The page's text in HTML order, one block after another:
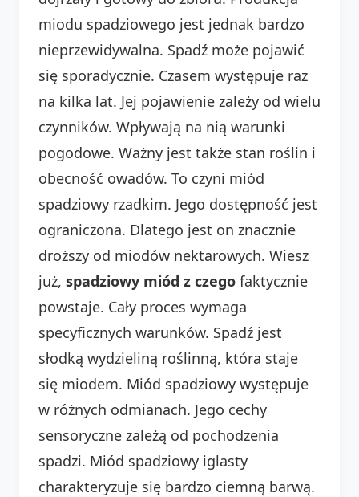
miodu spadziowego jest jednak bardzo
nieprzewidywalna. Spadź może pojawić
się sporadycznie. Czasem występuje raz
na kilka lat. Jej pojawienie zależy od wielu
czynników. Wpływają na nią warunki
pogodowe. Ważny jest także stan roślin i
obecność owadów. To czyni miód
spadziowy rzadkim. Jego dostępność jest
ograniczona. Dlatego jest on znacznie
droższy od miodów nektarowych. Wiesz
już, spadziowy miód z czego faktycznie
powstaje. Cały proces wymaga
specyficznych warunków. Spadź jest
słodką wydzieliną roślinną, która staje
się miodem. Miód spadziowy występuje
w różnych odmianach. Jego cechy
sensoryczne zależą od pochodzenia
spadzi. Miód spadziowy iglasty
charakteryzuje się bardzo ciemną barwą.